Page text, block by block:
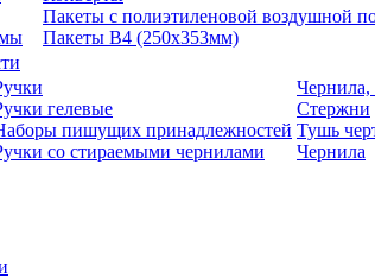
Пакеты с полиэтиленовой воздушной
Пакеты В4 (250х353мм)
гелевые
пишущих принадлежностей
со стираемыми чернилами
Чернила,
Стержни
Тушь
Чернила